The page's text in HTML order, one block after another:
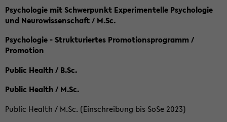
Psychologie mit Schwerpunkt Experimentelle Psychologie
und Neurowissenschaft / M.Sc.
Psychologie - Strukturiertes Promotionsprogramm /
Promotion
Public Health / B.Sc.
Public Health / M.Sc.
Public Health / M.Sc. (Einschreibung bis SoSe 2023)